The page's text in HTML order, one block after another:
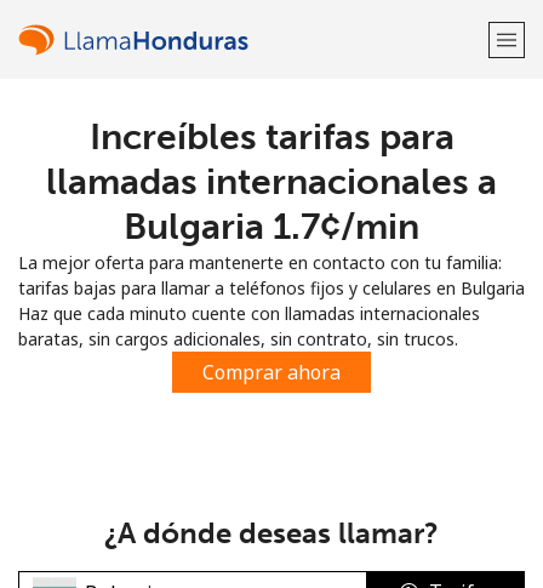
¡Bienvenido!
Regístrate con
Increíbles tarifas para
llamadas internacionales a
Bulgaria ⁦1.7¢⁩/min
La mejor oferta para mantenerte en contacto con tu familia:
tarifas bajas para llamar a teléfonos fijos y celulares en Bulgaria
Haz que cada minuto cuente con llamadas internacionales
baratas, sin cargos adicionales, sin contrato, sin trucos.
Comprar ahora
¿A dónde deseas llamar?